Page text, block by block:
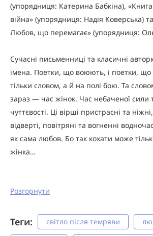
(упорядниця: Катерина Бабкіна),
війна» (упорядниця: Надія Коверська) та
Любов, що перемагає» (упорядниця:
Сучасні письменниці та класичні
імена. Поетки, що воюють, і поетки,
тільки словом, а й на полі бою. Та
зараз — час жінок. Час небаченої сили
чуттєвості. Ці вірші пристрасні та
відверті, повітряні та вогненні
як сама любов. Бо так кохати може
жінка…
Розгорнути
Теги: світло після темряви